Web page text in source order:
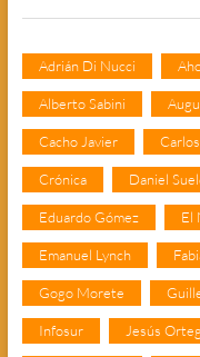
Adrián Di Nucci
Alberto Sabini
Cacho Javier
Crónica Daniel
Eduardo Gómez El
Emanuel Lynch
Gogo Morete
Infosur Jesús